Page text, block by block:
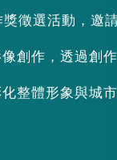
徵選活動，邀
創作，透過創
整體形象與城市